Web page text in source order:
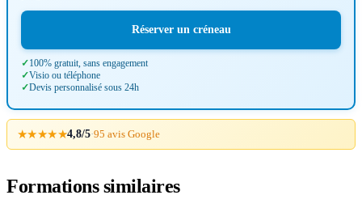
Réserver un créneau
100% gratuit, sans engagement
Visio ou téléphone
Devis personnalisé sous 24h
★★★★★4,8/5·95 avis Google
Formations similaires